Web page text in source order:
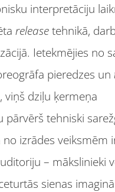
interpretāciju
releasetehnikā,
Ietekmējies no
pieredzes un
viņš dziļu ķermeņa
pārvērš tehniski
no izrādes veiksmēm
– mākslinieki
sienas